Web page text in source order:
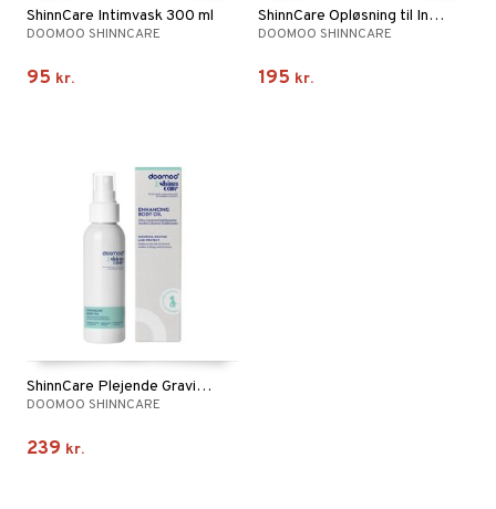
ShinnCare Intimvask 300 ml
DOOMOO SHINNCARE
95 kr.
ShinnCare Opløsning til Intimbruser 200 ml
DOOMOO SHINNCARE
195 kr.
ShinnCare Plejende Graviditetsolie 100 ml
DOOMOO SHINNCARE
239 kr.